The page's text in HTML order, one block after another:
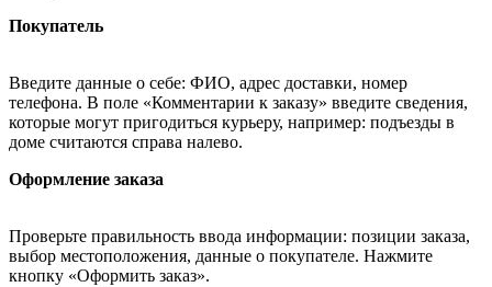
Покупатель
Введите данные о себе: ФИО, адрес доставки, номер
телефона. В поле «Комментарии к заказу» введите сведения,
которые могут пригодиться курьеру, например: подъезды в
доме считаются справа налево.
Оформление заказа
Проверьте правильность ввода информации: позиции заказа,
выбор местоположения, данные о покупателе. Нажмите
кнопку «Оформить заказ».